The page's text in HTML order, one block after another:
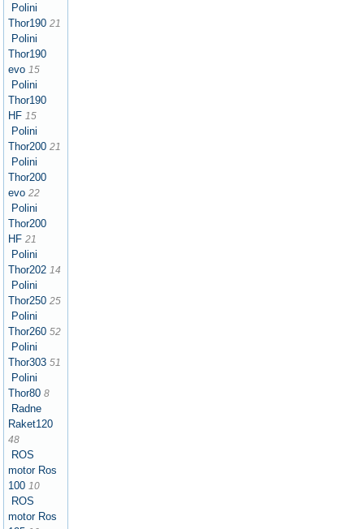
Polini
Thor190 21
Polini
Thor190
evo 15
Polini
Thor190
HF 15
Polini
Thor200 21
Polini
Thor200
evo 22
Polini
Thor200
HF 21
Polini
Thor202 14
Polini
Thor250 25
Polini
Thor260 52
Polini
Thor303 51
Polini
Thor80 8
Radne
Raket120
48
ROS
motor Ros
100 10
ROS
motor Ros